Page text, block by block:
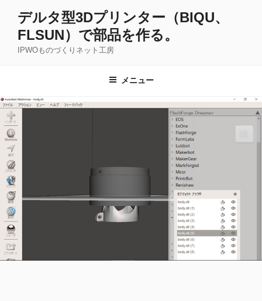
キ
ッ
プ
デルタ型3Dプリンター（BIQU、
FLSUN）で部品を作る。
IPWOものづくりネット工房
メニュー